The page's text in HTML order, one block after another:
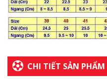
CHI TIẾT SẢN PHẨM